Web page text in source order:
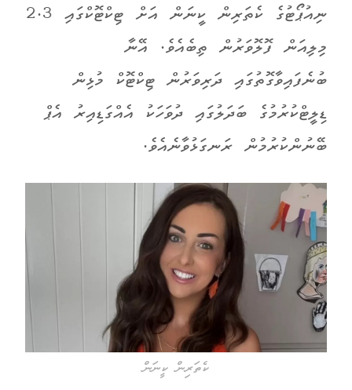
ނިއުޕޯޓުގެ ކެތަރިން ކީނަން އަށް ޓިކްޓޮކްގައި 2.3
މިލިއަން ފޮލޮވަރުން ތިބެއެވެ. އޭނާ
ބުނެފައިވާގޮތުގައި ދަރިވަރުން ޓިކްޓޮކް މުޅިން
ޑިލީޓްކުރުމުގެ ބަދަލުގައި ދުވަހަކު އެއްގަޑިއިރު އެޕް
ބޭނުންކުރުމުން ރަނގަޅުވާނެއެވެ.
ކެތަރިން ކީނަން